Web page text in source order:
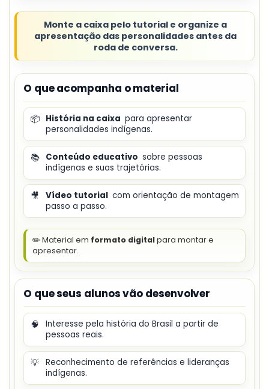
Monte a caixa pelo tutorial e organize a
apresentação das personalidades antes da
roda de conversa.
O que acompanha o material
📦 História na caixa para apresentar
personalidades indígenas.
📚 Conteúdo educativo sobre pessoas
indígenas e suas trajetórias.
🎥 Vídeo tutorial com orientação de montagem
passo a passo.
✏️ Material em formato digitalpara montar e
apresentar.
O que seus alunos vão desenvolver
🧠
Interesse pela história do Brasil a partir de
pessoas reais.
💡 Reconhecimento de referências e lideranças
indígenas.